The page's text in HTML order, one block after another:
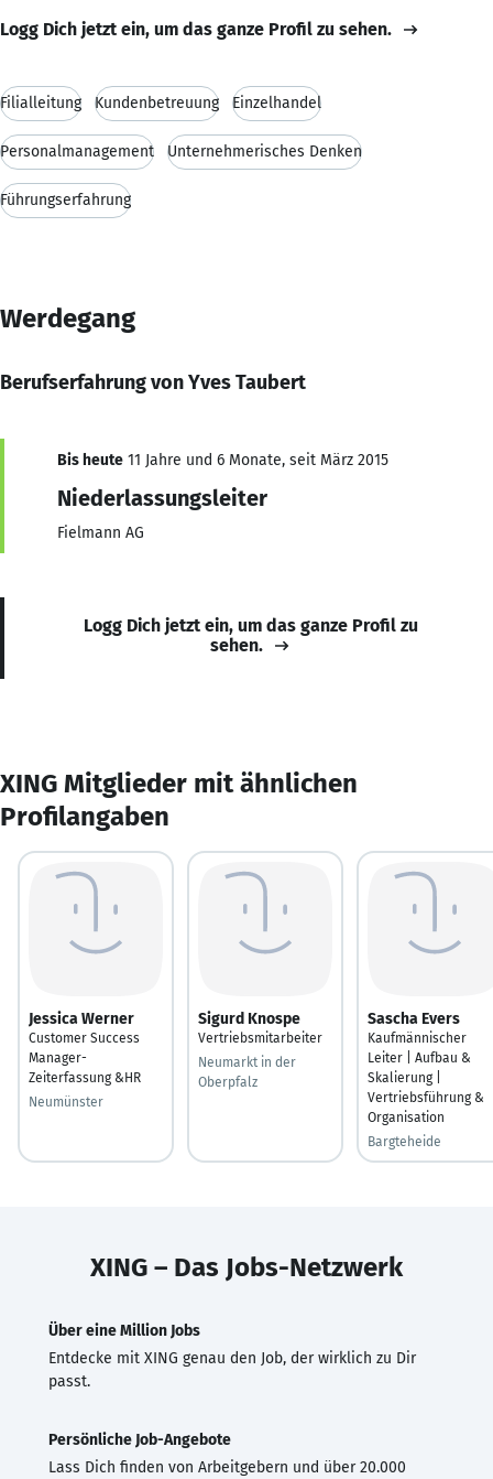
Logg Dich jetzt ein, um das ganze Profil zu sehen.
Filialleitung Kundenbetreuung Einzelhandel
Personalmanagement Unternehmerisches Denken
Führungserfahrung
Werdegang
Berufserfahrung von Yves Taubert
Bis heute 11 Jahre und 6 Monate, seit März 2015
Niederlassungsleiter
Fielmann AG
Logg Dich jetzt ein, um das ganze Profil zu
sehen.
XING Mitglieder mit ähnlichen
Profilangaben
Jessica Werner
Customer Success
Manager-
Zeiterfassung &HR
Neumünster
Sigurd Knospe
Vertriebsmitarbeiter
Neumarkt in der
Oberpfalz
Sascha Evers
Kaufmännischer
Leiter | Aufbau &
Skalierung |
Vertriebsführung &
Organisation
Bargteheide
XING – Das Jobs-Netzwerk
Über eine Million Jobs
Entdecke mit XING genau den Job, der wirklich zu Dir
passt.
Persönliche Job-Angebote
Lass Dich finden von Arbeitgebern und über 20.000